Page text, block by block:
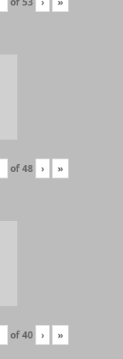
of48 › »
of40 › »